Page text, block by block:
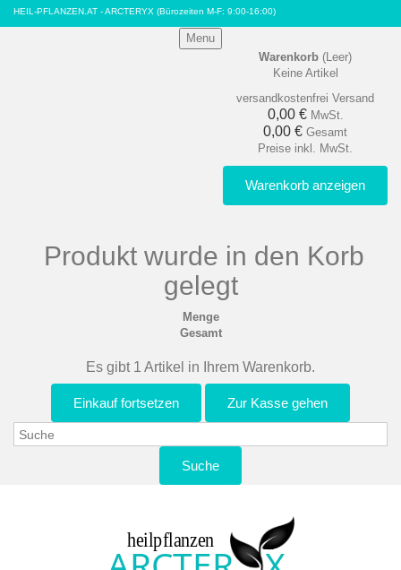
HEIL-PFLANZEN.AT - ARCTERYX (Bürozeiten M-F: 9:00-16:00)
Menu
Warenkorb (Leer)
Keine Artikel
versandkostenfrei Versand
0,00 € MwSt.
0,00 € Gesamt
Preise inkl. MwSt.
Warenkorb anzeigen
Produkt wurde in den Korb
gelegt
Menge
Gesamt
Es gibt 1 Artikel in Ihrem Warenkorb.
Einkauf fortsetzen Zur Kasse gehen
Suche